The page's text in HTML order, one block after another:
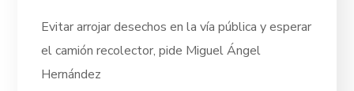
Evitar arrojar desechos en la vía pública y esperar
el camión recolector, pide Miguel Ángel
Hernández